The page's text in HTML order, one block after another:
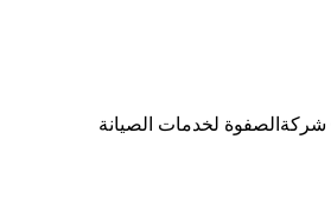
شركةالصفوة لخدمات الصيانة